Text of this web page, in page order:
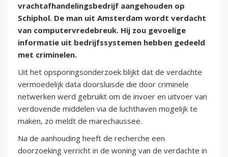
vrachtafhandelingsbedrijf aangehouden op
Schiphol. De man uit Amsterdam wordt verdacht
van computervredebreuk. Hij zou gevoelige
informatie uit bedrijfssystemen hebben gedeeld
met criminelen.
Uit het opsporingsonderzoek blijkt dat de verdachte
vermoedelijk data doorsluisde die door criminele
netwerken werd gebruikt om de invoer en uitvoer van
verdovende middelen via de luchthaven mogelijk te
maken, zo meldt de marechaussee.
Na de aanhouding heeft de recherche een
doorzoeking verricht in de woning van de verdachte in